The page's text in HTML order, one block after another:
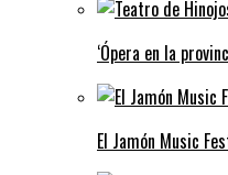
‘Ópera en la
El Jamón Music